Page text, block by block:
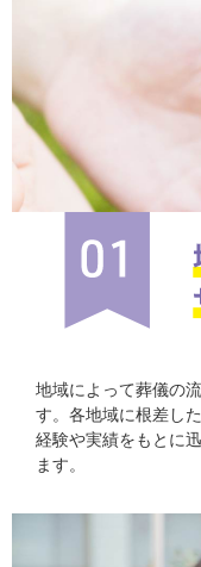
地域によって葬儀の
す。各地域に根差し
経験や実績をもとに
ます。